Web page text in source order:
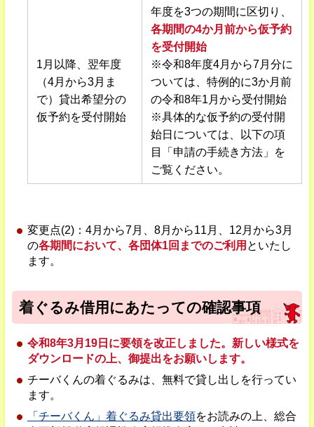
1月以降、翌年度
（4月から3月ま
で）貸出希望分の
仮予約を受付開始
年度を3つの期間に区切り、
各期間の4か月前から仮予約
を受付開始
※令和8年度4月から7月分に
ついては、特例的に3か月前
の令和8年1月から受付開始
※具体的な仮予約の受付開
始日については、以下の項
目「申請の手続き方法」を
ご覧ください。
変更点(2)：4月から7月、8月から11月、12月から3月
の各期間において、各団体1回までのご利用 といたし
ます。
着ぐるみ借用にあたっての確認事項
令和8年3月19日に要領を改正しました。新しい様式を
ダウンロードの上、御提出をお願いします。
チーバくんの着ぐるみは、無料で貸し出しを行ってい
ます。
「チーバくん」着ぐるみ貸出要領をお読みの上、総合